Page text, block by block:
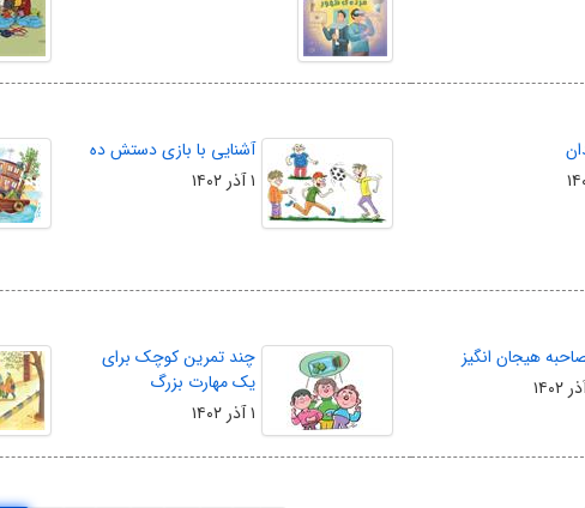
آشنایی با بازی دستش ده
۱ آذر ۱۴۰۲
هیجان انگیز
چند تمرین کوچک برای
یک مهارت بزرگ
۱ آذر ۱۴۰۲